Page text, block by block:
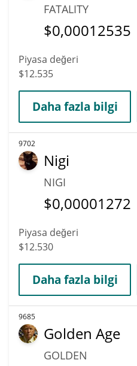
FATALITY
$0,00012535
Piyasa değeri
$12.535
Daha fazla bilgi
9702
Nigi
NIGI
$0,00001272
Piyasa değeri
$12.530
Daha fazla bilgi
9685
Golden Age
GOLDEN